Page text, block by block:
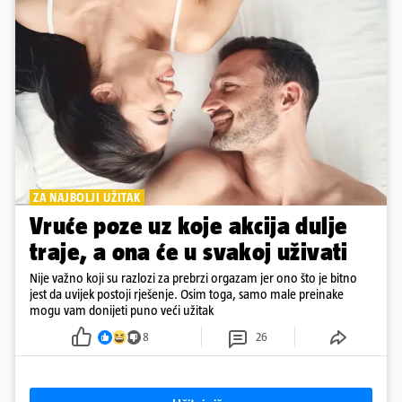
ZA NAJBOLJI UŽITAK
Vruće poze uz koje akcija dulje
traje, a ona će u svakoj uživati
Nije važno koji su razlozi za prebrzi orgazam jer ono što je bitno
jest da uvijek postoji rješenje. Osim toga, samo male preinake
mogu vam donijeti puno veći užitak
8 26